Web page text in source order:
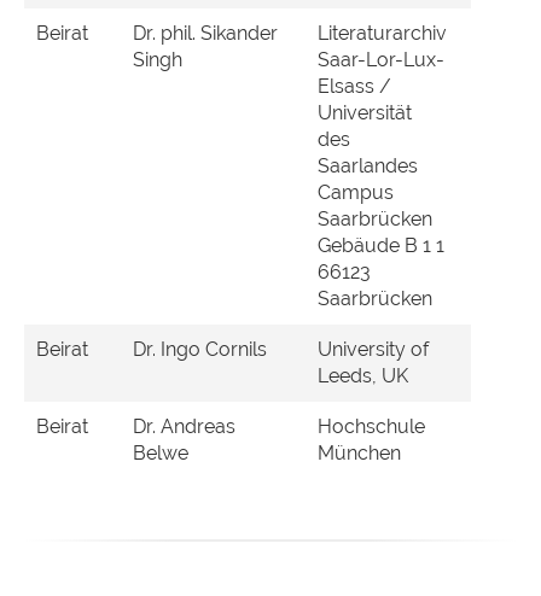
Beirat
Dr. phil. Sikander
Singh
Literaturarchiv
Saar-Lor-Lux-
Elsass /
Universität
des
Saarlandes
Campus
Saarbrücken
Gebäude B 1 1
66123
Saarbrücken
Beirat Dr. Ingo Cornils
University of
Leeds, UK
Beirat
Dr. Andreas
Belwe
Hochschule
München